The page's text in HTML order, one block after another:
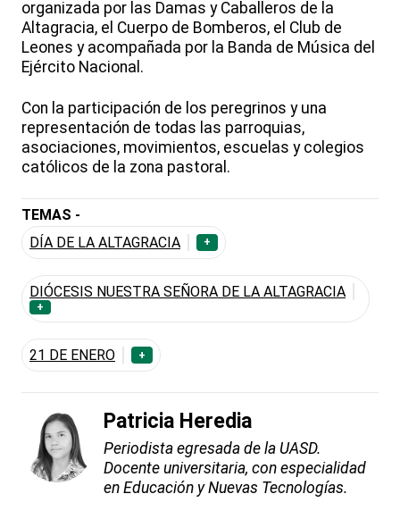
organizada por las Damas y Caballeros de la
Altagracia, el Cuerpo de Bomberos, el Club de
Leones y acompañada por la Banda de Música del
Ejército Nacional.
Con la participación de los peregrinos y una
representación de todas las parroquias,
asociaciones, movimientos, escuelas y colegios
católicos de la zona pastoral.
TEMAS -
DÍA DE LA ALTAGRACIA
+
DIÓCESIS NUESTRA SEÑORA DE LA ALTAGRACIA
+
21 DE ENERO +
Patricia Heredia
Periodista egresada de la UASD.
Docente universitaria, con especialidad
en Educación y Nuevas Tecnologías.